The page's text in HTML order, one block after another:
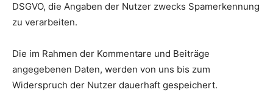
DSGVO, die Angaben der Nutzer zwecks Spamerkennung
zu verarbeiten.
Die im Rahmen der Kommentare und Beiträge
angegebenen Daten, werden von uns bis zum
Widerspruch der Nutzer dauerhaft gespeichert.